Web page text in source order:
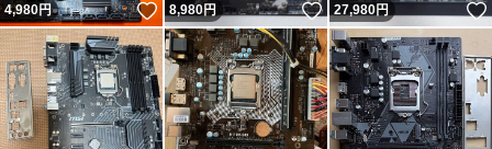
4,980円 いいね！
8,980円 いいね！
27,980円